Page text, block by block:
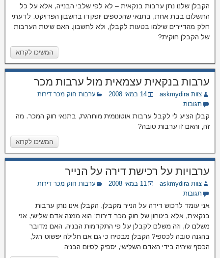
הקבלן שלנו נתן ערבות בנקאית – לא לפי שלבי הבנייה, אלא על כל
התשלום בבת אחת, בתנאי שהכספים יופקדו בחשבון הפרויקט. לדעתי
חלק מהדיירים שילמו בטעות לקבלן, ולא לחשבון. האם שיטת הערבות
של הקבלן חוקית?
המשיכו לקרוא
ערבות בנקאית עצמאית מול ערבות מכר
צוות askmydira 14 במאי 2008
ערבות חוק מכר דירות
תגובות
קבלן הציע לי לקבל ערבות אוטונומית מוחרגת, בתנאי חוק המכר. מה
זה, והאם זו ערבות טובה?
המשיכו לקרוא
ערבויות על רכישת דירה על הנייר
צוות askmydira 11 במאי 2008
ערבות חוק מכר דירות
תגובות
אני עומד לרכוש דירה על הנייר מקבלן. הקבלן אינו נותן ערבות
בנקאית, אלא ביטחון של חוק מכר דירות: הוא ממנה אדם שלישי, אני
משלם לו, וזה משלם לקבלן על פי התקדמות הבניה. האם מדובר
בהגנה טובה לכספי? הקבלן מבטיח כי גם אם חלילה יפשוט רגל,
הכסף שיהיה בידי האדם השלישי, יספיק לסיום הבניה